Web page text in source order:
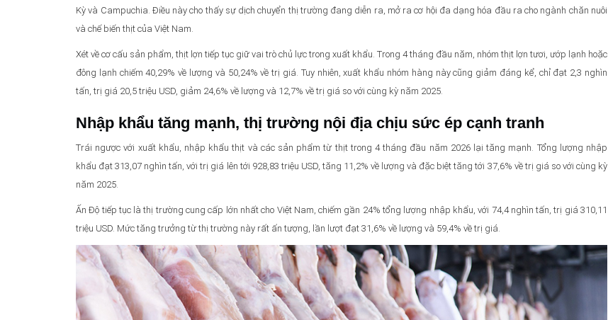
Kỳ và Campuchia. Điều này cho thấy sự dịch chuyển thị trường đang diễn ra, mở ra cơ hội đa dạng hóa đầu ra cho ngành chăn nuôi
và chế biến thịt của Việt Nam.
Xét về cơ cấu sản phẩm, thịt lợn tiếp tục giữ vai trò chủ lực trong xuất khẩu. Trong 4 tháng đầu năm, nhóm thịt lợn tươi, ướp lạnh hoặc
đông lạnh chiếm 40,29% về lượng và 50,24% về trị giá. Tuy nhiên, xuất khẩu nhóm hàng này cũng giảm đáng kể, chỉ đạt 2,3 nghìn
tấn, trị giá 20,5 triệu USD, giảm 24,6% về lượng và 12,7% về trị giá so với cùng kỳ năm 2025.
Nhập khẩu tăng mạnh, thị trường nội địa chịu sức ép cạnh tranh
Trái ngược với xuất khẩu, nhập khẩu thịt và các sản phẩm từ thịt trong 4 tháng đầu năm 2026 lại tăng mạnh. Tổng lượng nhập
khẩu đạt 313,07 nghìn tấn, với trị giá lên tới 928,83 triệu USD, tăng 11,2% về lượng và đặc biệt tăng tới 37,6% về trị giá so với cùng kỳ
năm 2025.
Ấn Độ tiếp tục là thị trường cung cấp lớn nhất cho Việt Nam, chiếm gần 24% tổng lượng nhập khẩu, với 74,4 nghìn tấn, trị giá 310,11
triệu USD. Mức tăng trưởng từ thị trường này rất ấn tượng, lần lượt đạt 31,6% về lượng và 59,4% về trị giá.